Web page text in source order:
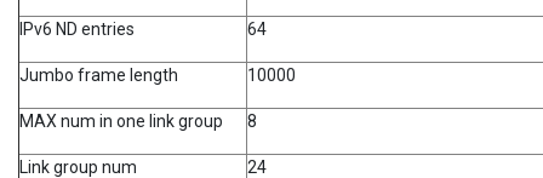
IPv6 ND entries 64
Jumbo frame length 10000
MAX num in one link group 8
Link group num 24